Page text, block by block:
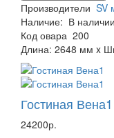
Производители SV
Наличие: В наличии
Код овара 200
Длина: 2648 мм x
Гостиная Вена1
24200р.